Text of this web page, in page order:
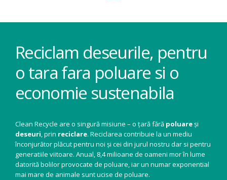
Reciclam deseurile, pentru
o tara fara poluare si o
economie sustenabila
Clean Recycle are o singură misiune – o țară fără poluareși
deseuri, prin reciclare. Reciclarea contribuie la un mediu
înconjurător plăcut pentru noi și cei din jurul nostru dar si pentru
generatiile viitoare. Anual, 8,4 milioane de oameni mor în lume
datorită bolilor provocate de poluare, iar un numar exponential
mai mare de animale sunt ucise de poluare.